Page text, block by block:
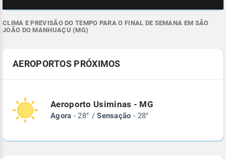
CLIMA E PREVISÃO DO TEMPO PARA O FINAL DE SEMANA EM SÃO
JOÃO DO MANHUAÇU (MG)
AEROPORTOS PRÓXIMOS
Aeroporto Usiminas - MG
Agora - 28° /Sensação - 28°